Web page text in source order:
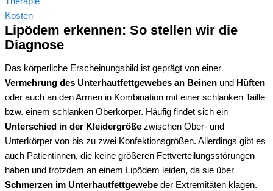
Kosten
Lipödem erkennen: So stellen wir die
Diagnose
Das körperliche Erscheinungsbild ist geprägt von einer
Vermehrung des Unterhautfettgewebes an Beinen und Hüften
oder auch an den Armen in Kombination mit einer schlanken Taille
bzw. einem schlanken Oberkörper. Häufig findet sich ein
Unterschied in der Kleidergröße zwischen Ober- und
Unterkörper von bis zu zwei Konfektionsgrößen. Allerdings gibt es
auch Patientinnen, die keine größeren Fettverteilungsstörungen
haben und trotzdem an einem Lipödem leiden, da sie über
Schmerzen im Unterhautfettgewebe der Extremitäten klagen.